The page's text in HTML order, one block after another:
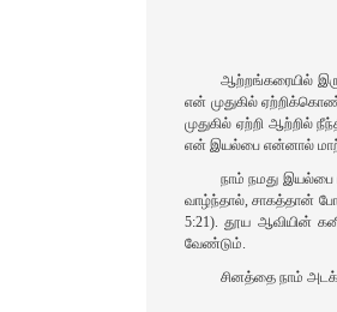
ஆற்றங்கரையில்
என் முதுகில்
முதுகில் ஏற்றி ஆற்றில்
என் இயல்பை என்னால்
நாம் நமது இயல்பை
வாழ்ந்தால், சாகத்தான்
5:21). தூய ஆவியின்
வேண்டும்.
சினத்தை நாம்